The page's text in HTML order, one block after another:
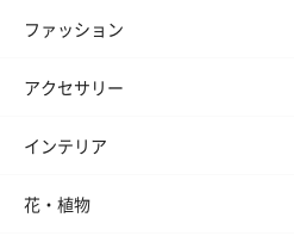
ファッション
アクセサリー
インテリア
花・植物